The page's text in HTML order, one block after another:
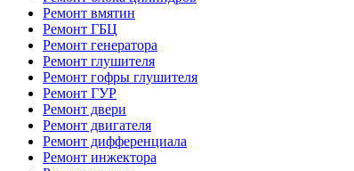
Ремонт вмятин
Ремонт ГБЦ
Ремонт генератора
Ремонт глушителя
Ремонт гофры глушителя
Ремонт ГУР
Ремонт двери
Ремонт двигателя
Ремонт дифференциала
Ремонт инжектора